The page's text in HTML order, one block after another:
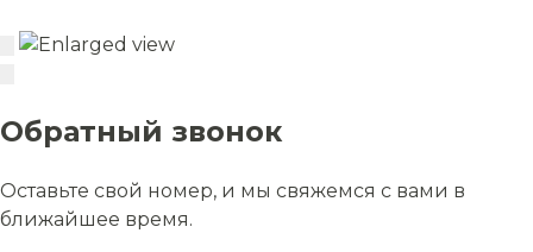
Обратный звонок
Оставьте свой номер, и мы свяжемся с вами в
ближайшее время.